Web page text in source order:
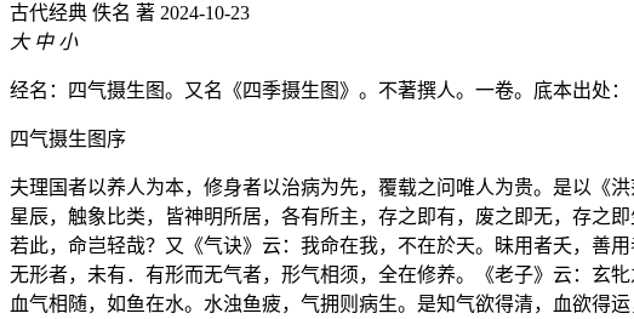
古代经典 佚名 著 2024-10-23
大 中 小
经名：四气摄生图。又名《四季摄生图》。不著撰人。一卷。底本出处：
四气摄生图序
夫理国者以养人为本，修身者以治病为先，覆载之问唯人为贵。是以《
星辰，触象比类，皆神明所居，各有所主，存之即有，废之即无，存之
若此，命岂轻哉？又《气诀》云：我命在我，不在於天。昧用者夭，善
无形者，未有．有形而无气者，形气相须，全在修养。《老子》云：玄
血气相随，如鱼在水。水浊鱼疲，气拥则病生。是知气欲得清，血欲得